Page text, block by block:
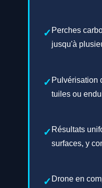
Perches
jusqu'à
Pulvérisation
tuiles ou
Résultats
surfaces, y
Drone en